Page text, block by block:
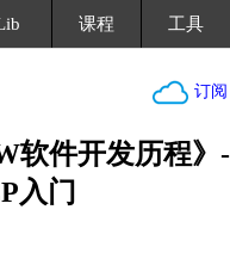
课程 工具
订阅
软件开发历程》-
入门